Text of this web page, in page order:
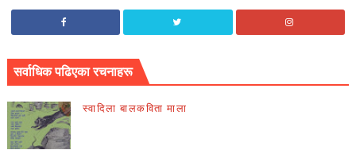
सर्वाधिक पढिएका रचनाहरू
स्वादिला बालकविता माला